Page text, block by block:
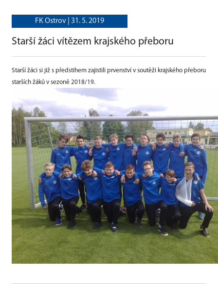
FK Ostrov | 31. 5. 2019
Starší žáci vítězem krajského přeboru
Starší žáci si již s předstihem zajistili prvenství v soutěži krajského přeboru
starších žáků v sezoně 2018/19.